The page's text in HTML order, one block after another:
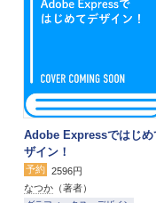
Adobe Expressではじめ
ザイン！
予約 2596円
なつか （著者）